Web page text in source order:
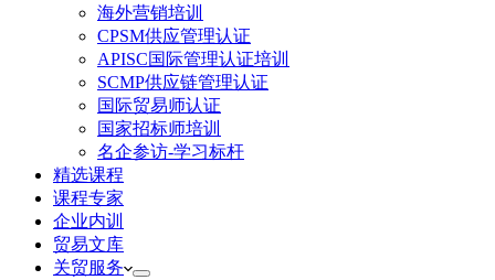
海外营销培训
CPSM供应管理认证
APISC国际管理认证培训
SCMP供应链管理认证
国际贸易师认证
国家招标师培训
名企参访-学习标杆
精选课程
课程专家
企业内训
贸易文库
关贸服务